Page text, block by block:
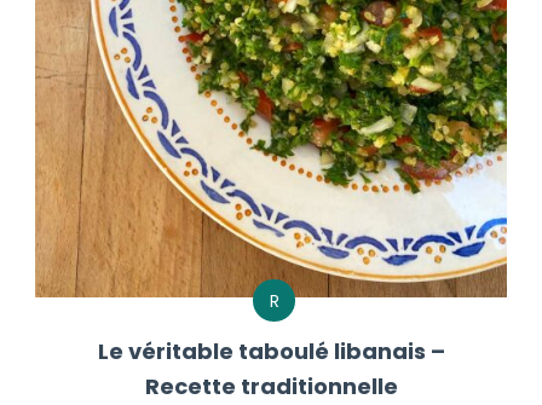
R
Le véritable taboulé libanais –
Recette traditionnelle